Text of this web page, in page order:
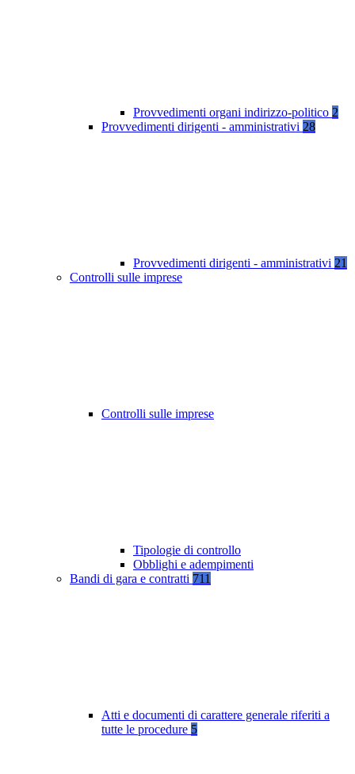
Provvedimenti organi indirizzo-politico 2
Provvedimenti dirigenti - amministrativi 28
Provvedimenti dirigenti - amministrativi 21
Controlli sulle imprese
Controlli sulle imprese
Tipologie di controllo
Obblighi e adempimenti
Bandi di gara e contratti 711
Atti e documenti di carattere generale riferiti a
tutte le procedure 5